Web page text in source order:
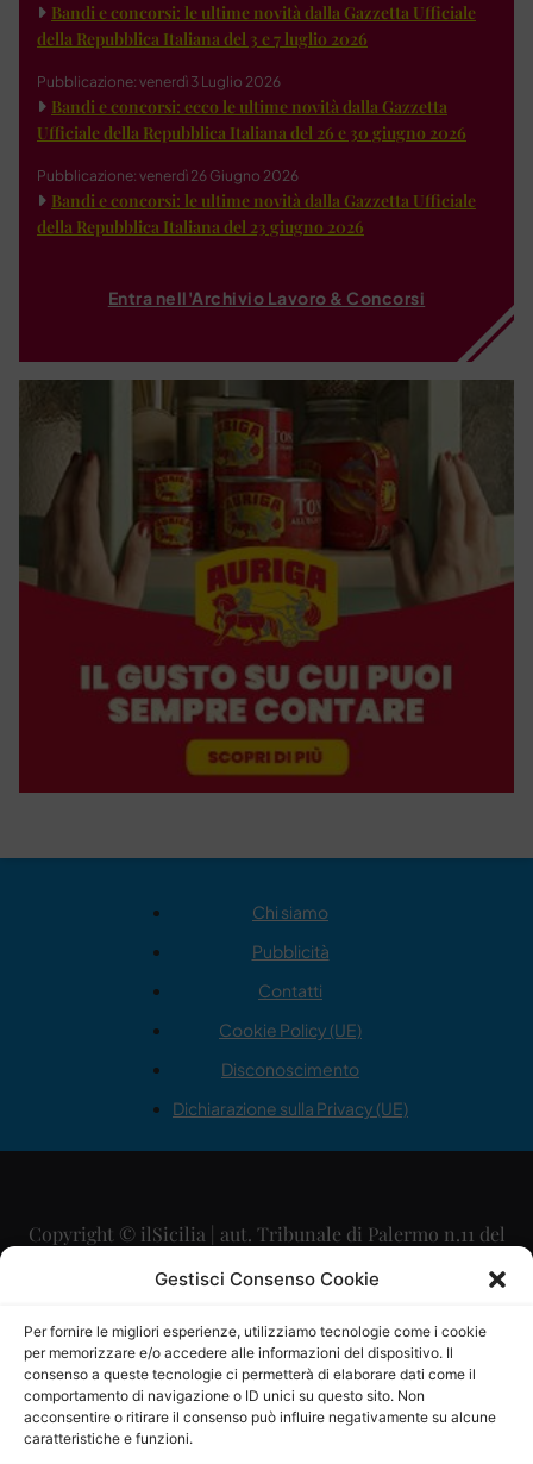
Gestisci Consenso Cookie
Per fornire le migliori esperienze, utilizziamo tecnologie come i cookie
per memorizzare e/o accedere alle informazioni del dispositivo. Il
consenso a queste tecnologie ci permetterà di elaborare dati come il
comportamento di navigazione o ID unici su questo sito. Non
acconsentire o ritirare il consenso può influire negativamente su alcune
caratteristiche e funzioni.
Bandi e concorsi: le ultime novità dalla Gazzetta Ufficiale
della Repubblica Italiana del 3 e 7 luglio 2026
Pubblicazione: venerdì 3 Luglio 2026
Bandi e concorsi: ecco le ultime novità dalla Gazzetta
Ufficiale della Repubblica Italiana del 26 e 30 giugno 2026
Pubblicazione: venerdì 26 Giugno 2026
Bandi e concorsi: le ultime novità dalla Gazzetta Ufficiale
della Repubblica Italiana del 23 giugno 2026
Entra nell'Archivio Lavoro & Concorsi
Chi siamo
Pubblicità
Contatti
Cookie Policy (UE)
Disconoscimento
Dichiarazione sulla Privacy (UE)
Copyright © ilSicilia | aut. Tribunale di Palermo n.11 del
29/09/2015
Direttore Editoriale: Maurizio Scaglione
Direttore Responsabile: Maria Calabrese